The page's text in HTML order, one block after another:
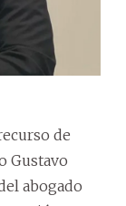
de
Gustavo
abogado